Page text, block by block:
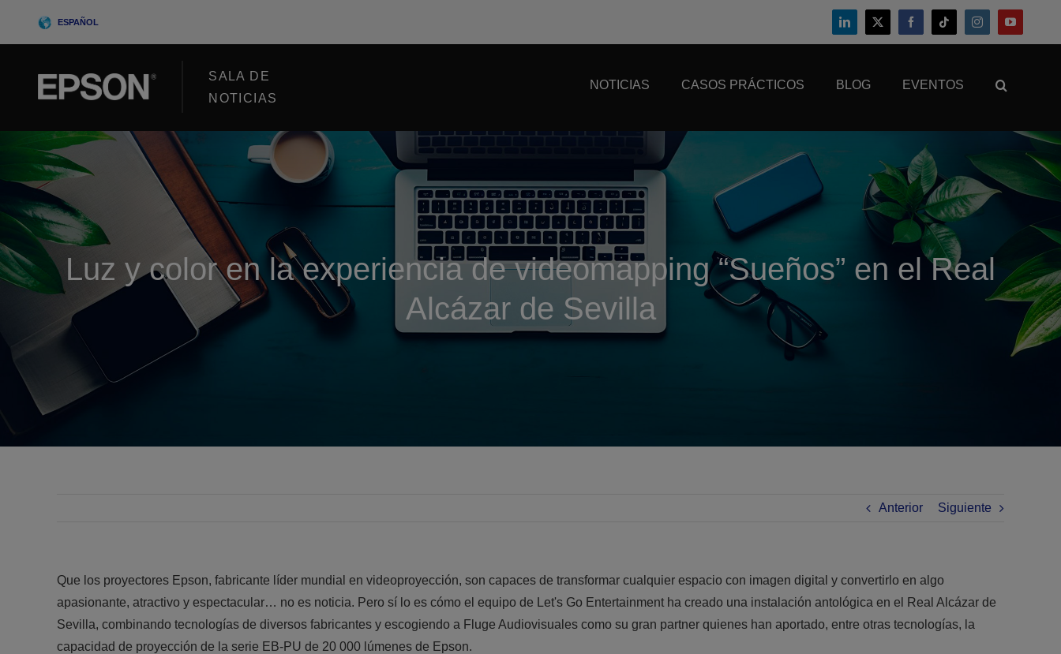
ESPAÑOL
SALA DE
NOTICIAS
NOTICIAS CASOS PRÁCTICOS BLOG EVENTOS
Luz y color en la experiencia de videomapping “Sueños” en el Real
Alcázar de Sevilla
Anterior Siguiente
Que los proyectores Epson, fabricante líder mundial en videoproyección, son capaces de transformar cualquier espacio con imagen digital y convertirlo en algo
apasionante, atractivo y espectacular… no es noticia. Pero sí lo es cómo el equipo de Let's Go Entertainment ha creado una instalación antológica en el Real Alcázar de
Sevilla, combinando tecnologías de diversos fabricantes y escogiendo a Fluge Audiovisuales como su gran partner quienes han aportado, entre otras tecnologías, la
capacidad de proyección de la serie EB-PU de 20 000 lúmenes de Epson.